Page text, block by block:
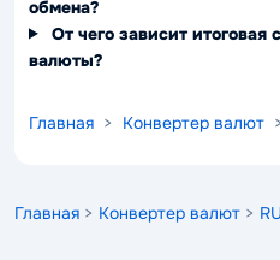
обмена?
От чего зависит
валюты?
Главная > Конвертер валют
Главная > Конвертер валют >